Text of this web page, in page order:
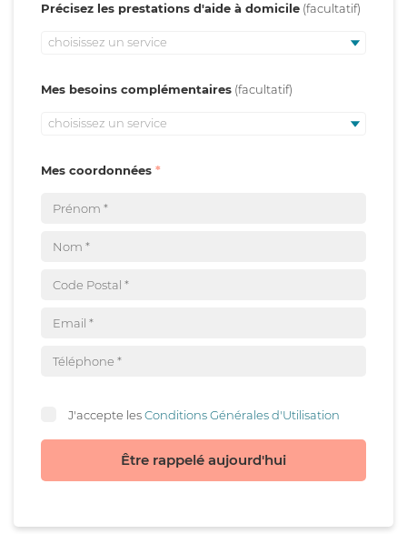
Précisez les prestations d'aide à domicile
choisissez un service
Mes besoins complémentaires
choisissez un service
Mes coordonnées
J'accepte lesConditions Générales d'Utilisation
Être rappelé aujourd'hui